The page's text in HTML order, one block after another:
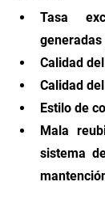
Tasa
Calidad
Calidad
Estilo de
Mala
sistema